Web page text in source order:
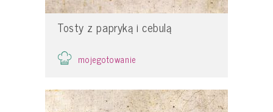
Tosty z papryką i cebulą
mojegotowanie